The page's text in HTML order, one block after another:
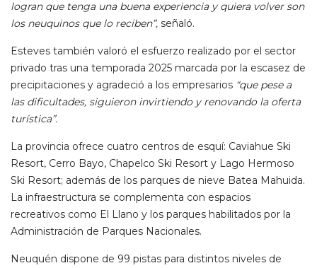
logran que tenga una buena experiencia y quiera volver son
los neuquinos que lo reciben”, señaló.
Esteves también valoró el esfuerzo realizado por el sector
privado tras una temporada 2025 marcada por la escasez de
precipitaciones y agradeció a los empresarios “que pese a
las dificultades, siguieron invirtiendo y renovando la oferta
turística”.
La provincia ofrece cuatro centros de esquí: Caviahue Ski
Resort, Cerro Bayo, Chapelco Ski Resort y Lago Hermoso
Ski Resort; además de los parques de nieve Batea Mahuida.
La infraestructura se complementa con espacios
recreativos como El Llano y los parques habilitados por la
Administración de Parques Nacionales.
Neuquén dispone de 99 pistas para distintos niveles de